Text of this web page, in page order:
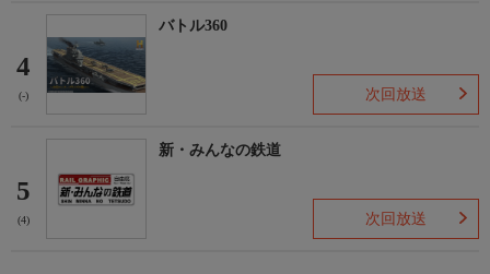
4
(-)
バトル360
次回放送
5
(4)
新・みんなの鉄道
次回放送